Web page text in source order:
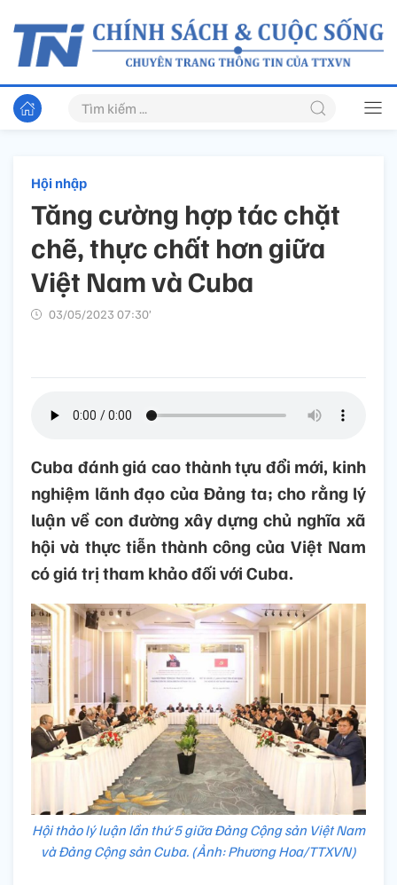
Hội nhập
Tăng cường hợp tác chặt
chẽ, thực chất hơn giữa
Việt Nam và Cuba
03/05/2023 07:30’
Cuba đánh giá cao thành tựu đổi mới, kinh
nghiệm lãnh đạo của Đảng ta; cho rằng lý
luận về con đường xây dựng chủ nghĩa xã
hội và thực tiễn thành công của Việt Nam
có giá trị tham khảo đối với Cuba.
Hội thảo lý luận lần thứ 5 giữa Đảng Cộng sản Việt Nam
và Đảng Cộng sản Cuba. (Ảnh: Phương Hoa/TTXVN)